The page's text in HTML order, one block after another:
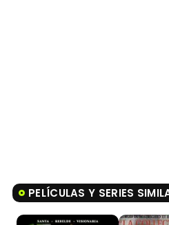
PELÍCULAS Y SERIES